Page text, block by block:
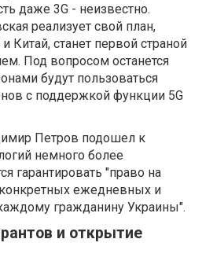
даже 3G - неизвестно.
реализует свой план,
Китай, станет первой страной
Под вопросом останется
будут пользоваться
с поддержкой функции 5G
Петров подошел к
немного более
гарантировать "право на
ежедневных и
гражданину Украины".
и открытие